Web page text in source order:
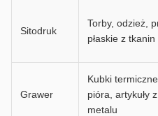
Sitodruk
Torby, odzież,
płaskie z tkanin
Grawer
Kubki
pióra, artykuły
metalu